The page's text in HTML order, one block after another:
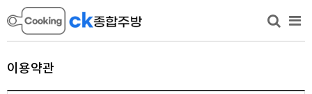
이용약관